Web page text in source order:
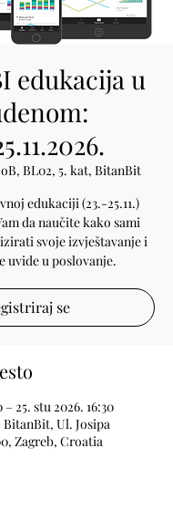
edukacija u
BL02, 5. kat, BitanBit
edukaciji (23.-25.11.)
da naučite kako sami
svoje izvještavanje i
uvide u poslovanje.
se
25. stu 2026. 16:30
Ul. Josipa
Zagreb, Croatia